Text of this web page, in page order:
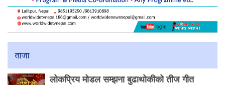
ताजा
लोकप्रिय मोडल सम्झना बुढाथोकीको तीज गीत